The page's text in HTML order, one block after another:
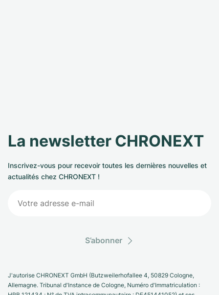
La newsletter CHRONEXT
Inscrivez-vous pour recevoir toutes les dernières nouvelles et
actualités chez CHRONEXT !
S’abonner
J'autorise CHRONEXT GmbH (Butzweilerhofallee 4, 50829 Cologne,
Allemagne. Tribunal d'Instance de Cologne, Numéro d'Immatriculation :